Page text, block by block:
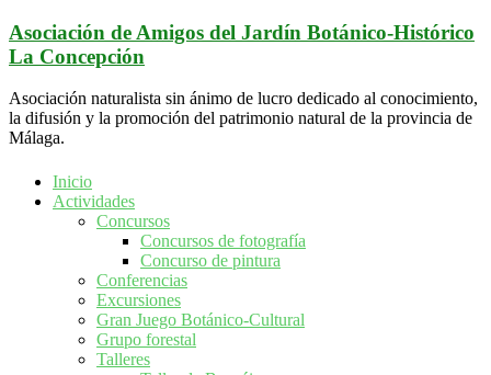
Saltar
al
contenido
Asociación de Amigos del Jardín Botánico-Histórico
La Concepción
Asociación naturalista sin ánimo de lucro dedicado al conocimiento,
la difusión y la promoción del patrimonio natural de la provincia de
Málaga.
Inicio
Actividades
Concursos
Concursos de fotografía
Concurso de pintura
Conferencias
Excursiones
Gran Juego Botánico-Cultural
Grupo forestal
Talleres